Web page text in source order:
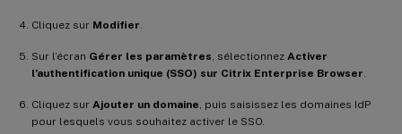
"description"
"useForAppConfig": true
}
Cliquez sur Modifier
Sur l’écran Gérer les paramètres , sélectionnez Activer
l’authentification unique (SSO) sur Citrix Enterprise Browser
Cliquez sur Ajouter un domaine , puis saisissez les domaines IdP
pour lesquels vous souhaitez activer le SSO.